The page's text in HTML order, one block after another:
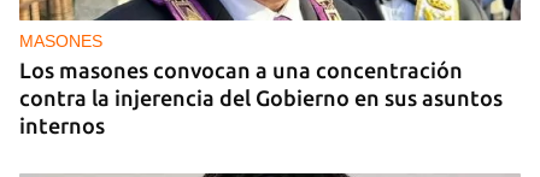
EE UU en 2003 está bajo custodia del ICE
MASONES
Los masones convocan a una concentración
contra la injerencia del Gobierno en sus asuntos
internos